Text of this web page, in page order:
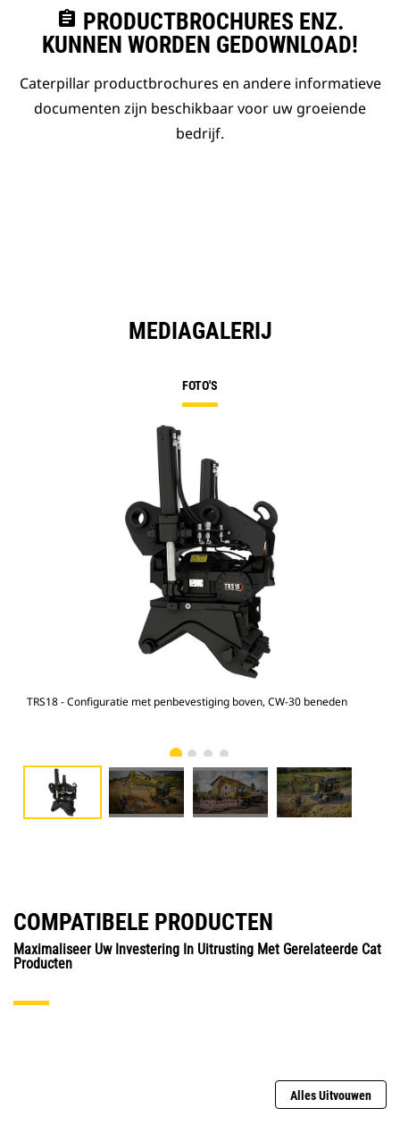
assignment PRODUCTBROCHURES ENZ.
KUNNEN WORDEN GEDOWNLOAD!
Caterpillar productbrochures en andere informatieve
documenten zijn beschikbaar voor uw groeiende
bedrijf.
MEDIAGALERIJ
FOTO'S
TRS18 - Configuratie met penbevestiging boven, CW-30 beneden
COMPATIBELE PRODUCTEN
Maximaliseer Uw Investering In Uitrusting Met Gerelateerde Cat
Producten
Alles Uitvouwen